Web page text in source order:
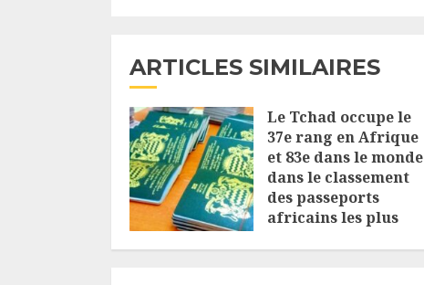
ARTICLES SIMILAIRES
Le Tchad occupe le
37e rang en Afrique
et 83e dans le monde
dans le classement
des passeports
africains les plus